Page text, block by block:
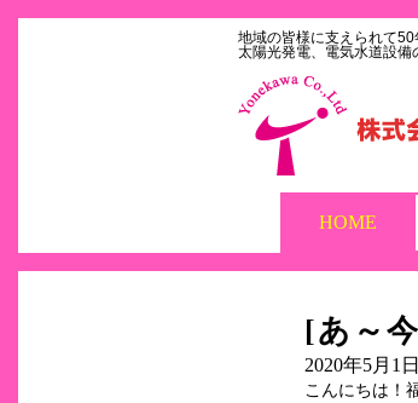
地域の皆様に支えられて50
太陽光発電、電気水道設備
HOME
[あ～
2020年5月1日
こんにちは！